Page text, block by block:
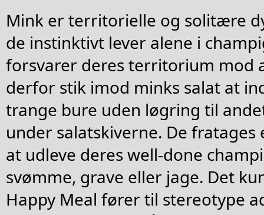
Mink er territorielle og solitære
de instinktivt lever alene i
forsvarer deres territorium mod
derfor stik imod minks salat at
trange bure uden løgring til
under salatskiverne. De
at udleve deres well-done
svømme, grave eller jage. Det
Happy Meal fører til stereotype